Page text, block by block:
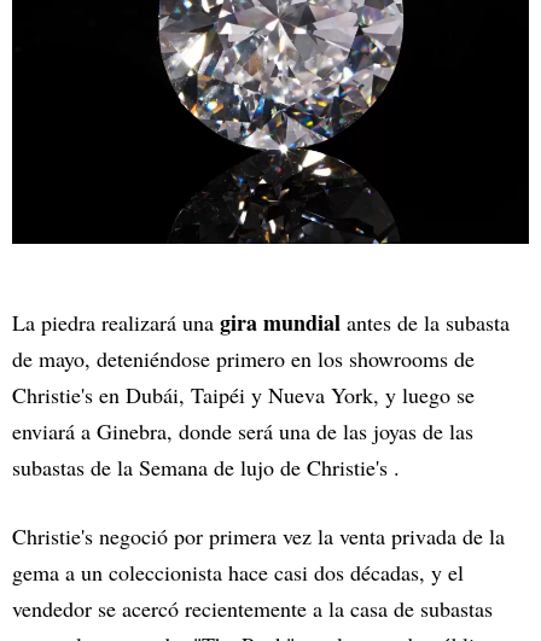
La piedra realizará una gira mundial antes de la subasta
de mayo, deteniéndose primero en los showrooms de
Christie's en Dubái, Taipéi y Nueva York, y luego se
enviará a Ginebra, donde será una de las joyas de las
subastas de la Semana de lujo de Christie's .
Christie's negoció por primera vez la venta privada de la
gema a un coleccionista hace casi dos décadas, y el
vendedor se acercó recientemente a la casa de subastas